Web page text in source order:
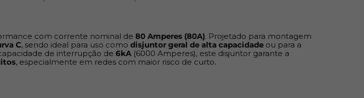
Tensão Nominal Máxima:400V~
Montagem:Trilho DIN 35mm
com corrente nominal de 80 Amperes (80A). Projetado para montagem
C, sendo ideal para uso como disjuntor geral de alta capacidade ou para a
de interrupção de 6kA(6000 Amperes), este disjuntor garante a
, especialmente em redes com maior risco de curto.